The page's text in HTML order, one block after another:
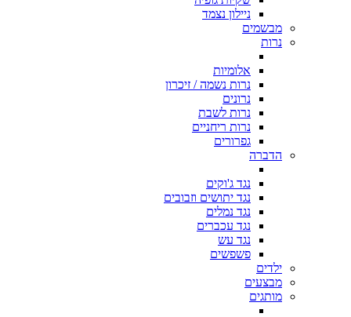
ניילון נצמד
מבשמים
נרות
אלומיות
נרות נשמה / זיכרון
נרונים
נרות לשבת
נרות ריחניים
גפרורים
הדברה
נגד ג'וקים
נגד יתושים וזבובים
נגד נמלים
נגד עכברים
נגד עש
פשפשים
ילדים
מבצעים
מותגים